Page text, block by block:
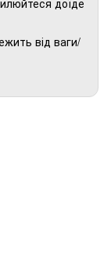
доїде
від ваги/